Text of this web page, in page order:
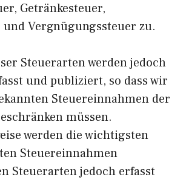
Getränkesteuer,
Vergnügungssteuer zu.
Steuerarten werden jedoch
und publiziert, so dass wir
Steuereinnahmen der
müssen.
werden die wichtigsten
Steuereinnahmen
Steuerarten jedoch erfasst